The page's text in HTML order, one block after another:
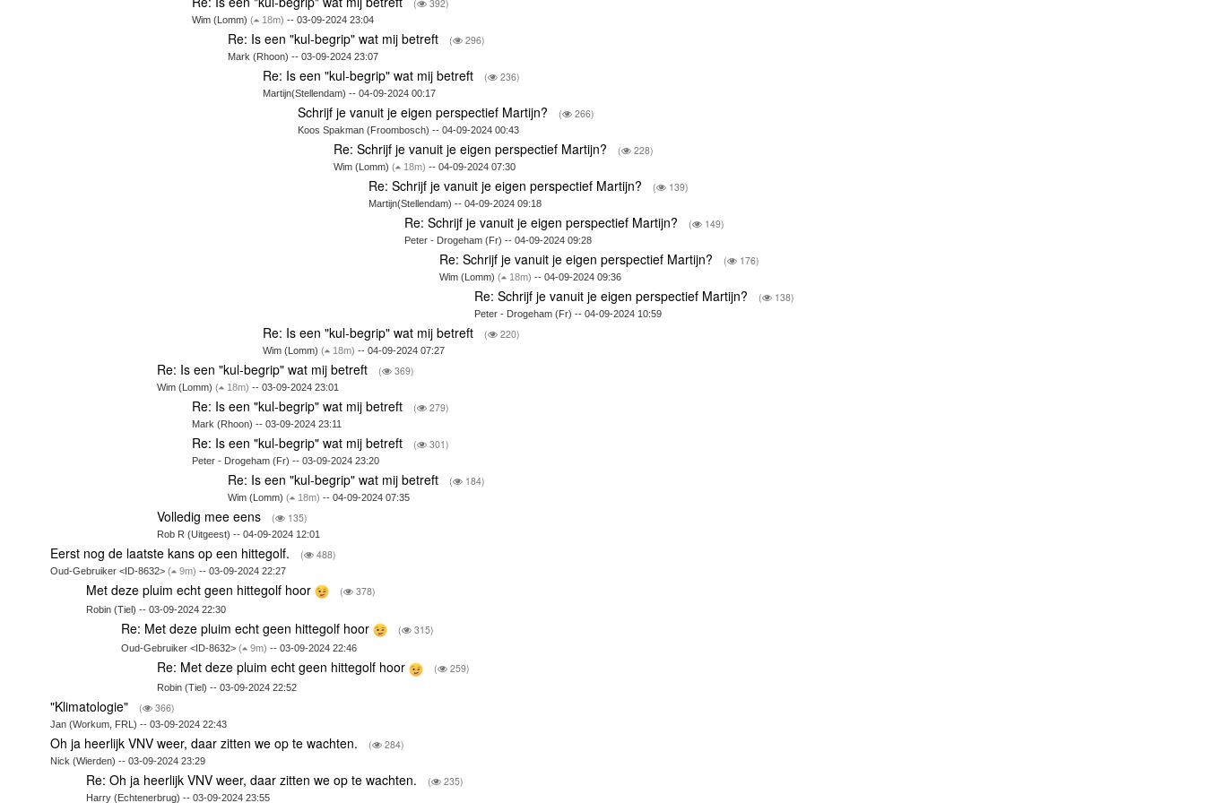
( 392)
Wim (Lomm)( 18m) -- 03-09-2024 23:04
Re: Is een "kul-begrip" wat mij betreft ( 296)
Mark (Rhoon) -- 03-09-2024 23:07
Re: Is een "kul-begrip" wat mij betreft ( 236)
Martijn(Stellendam) -- 04-09-2024 00:17
Schrijf je vanuit je eigen perspectief Martijn? ( 266)
Koos Spakman (Froombosch) -- 04-09-2024 00:43
Re: Schrijf je vanuit je eigen perspectief Martijn? ( 228)
Wim (Lomm) ( 18m) -- 04-09-2024 07:30
Re: Schrijf je vanuit je eigen perspectief Martijn? ( 139)
Martijn(Stellendam) -- 04-09-2024 09:18
Re: Schrijf je vanuit je eigen perspectief Martijn? ( 149)
Peter - Drogeham (Fr) -- 04-09-2024 09:28
Re: Schrijf je vanuit je eigen perspectief Martijn? ( 176)
Wim (Lomm)( 18m) -- 04-09-2024 09:36
Re: Schrijf je vanuit je eigen perspectief Martijn? ( 138)
Peter - Drogeham (Fr) -- 04-09-2024 10:59
Re: Is een "kul-begrip" wat mij betreft ( 220)
Wim (Lomm) ( 18m) -- 04-09-2024 07:27
Re: Is een "kul-begrip" wat mij betreft ( 369)
Wim (Lomm) ( 18m) -- 03-09-2024 23:01
Re: Is een "kul-begrip" wat mij betreft ( 279)
Mark (Rhoon) -- 03-09-2024 23:11
Re: Is een "kul-begrip" wat mij betreft ( 301)
Peter - Drogeham (Fr) -- 03-09-2024 23:20
Re: Is een "kul-begrip" wat mij betreft ( 184)
Wim (Lomm) ( 18m) -- 04-09-2024 07:35
Volledig mee eens ( 135)
Rob R (Uitgeest) -- 04-09-2024 12:01
Eerst nog de laatste kans op een hittegolf. ( 488)
Oud-Gebruiker <ID-8632>( 9m) -- 03-09-2024 22:27
Met deze pluim echt geen hittegolf hoor ( 378)
Robin (Tiel) -- 03-09-2024 22:30
Re: Met deze pluim echt geen hittegolf hoor ( 315)
Oud-Gebruiker <ID-8632>( 9m) -- 03-09-2024 22:46
Re: Met deze pluim echt geen hittegolf hoor ( 259)
Robin (Tiel) -- 03-09-2024 22:52
"Klimatologie" ( 366)
Jan (Workum, FRL) -- 03-09-2024 22:43
Oh ja heerlijk VNV weer, daar zitten we op te wachten. ( 284)
Nick (Wierden) -- 03-09-2024 23:29
Re: Oh ja heerlijk VNV weer, daar zitten we op te wachten. ( 235)
Harry (Echtenerbrug) -- 03-09-2024 23:55